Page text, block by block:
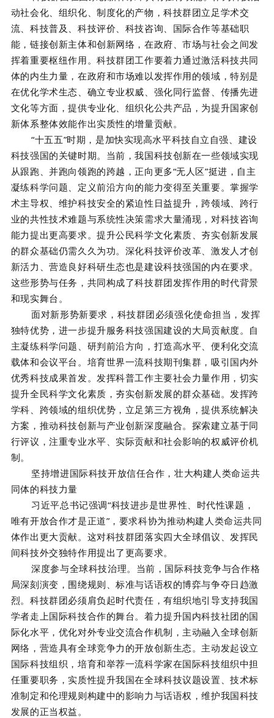
动社会化、组织化、制度化的产物，科技群团立足学术交
流、科技普及、科技评价、科技咨询、国际合作等基础职
能，链接创新主体和创新网络，在政府、市场与社会之间发
挥着重要枢纽作用。科技群团工作要着力通过激活科技共同
体的内生力量，在政府和市场难以发挥作用的领域，特别是
在优化学术生态、确立专业权威、强化同行监督、传播先进
文化等方面，提供专业化、组织化公共产品，为提升国家创
新体系整体效能作出实质性的增量贡献。
“十五五”时期，是加快实现高水平科技自立自强、建设
科技强国的关键时期。当前，我国科技创新在一些领域实现
从跟跑、并跑向领跑的跨越，正向更多“无人区”挺进，自主
凝练科学问题、定义前沿方向的能力变得至关重要。掌握学
术主导权、维护科技安全的紧迫性日益提升，跨领域、跨行
业的共性技术难题与系统性决策需求大量涌现，对科技咨询
能力提出更高要求。提升公民科学文化素质、夯实创新发展
的群众基础仍需久久为功。深化科技评价改革、激发人才创
新活力、营造良好科研生态也是建设科技强国的内在要求。
这些形势与任务，共同构成了科技群团发挥作用的时代背景
和现实舞台。
面对新形势新要求，科技群团必须强化使命担当，发挥
独特优势，进一步提升服务科技强国建设的大局贡献度。自
主凝练科学问题、研判前沿方向，打造高水平、便利化交流
载体和会议平台。培育世界一流科技期刊集群，吸引国内外
优秀科技成果首发。发挥科普工作主要社会力量作用，切实
提升全民科学文化素质，夯实创新发展的群众基础。发挥跨
学科、跨领域的组织优势，立足第三方视角，提供系统解决
方案，推动科技创新与产业创新深度融合。探索建立基于同
行评议，注重专业水平、实际贡献和社会影响的权威评价机
制。
坚持增进国际科技开放信任合作，壮大构建人类命运共
同体的科技力量
习近平总书记强调“科技进步是世界性、时代性课题，
唯有开放合作才是正道”，要求科协为推动构建人类命运共同
体作出更大贡献。这对科技群团落实四大全球倡议、发挥民
间科技外交独特作用提出了更高要求。
深度参与全球科技治理。当前，国际科技竞争与合作格
局深刻演变，围绕规则、标准与话语权的博弈与争夺日趋激
烈。科技群团必须肩负起时代责任，有组织地引导支持我国
学者走上国际科技合作的舞台。着力提升国内科技社团的国
际化水平，优化对外专业交流合作机制，主动融入全球创新
网络，营造具有全球竞争力的开放创新生态。主动发起设立
国际科技组织，培育和举荐一流科学家在国际科技组织中担
任重要职务，实质性提升我国在全球科技议题设置、技术标
准制定和伦理规则构建中的影响力与话语权，维护我国科技
发展的正当权益。